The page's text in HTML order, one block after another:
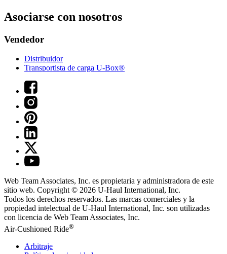
Asociarse con nosotros
Vendedor
Distribuidor
Transportista de carga U-Box®
Web Team Associates, Inc. es propietaria y administradora de este
sitio web. Copyright © 2026 U-Haul International, Inc.
Todos los derechos reservados. Las marcas comerciales y la
propiedad intelectual de U-Haul International, Inc. son utilizadas
con licencia de Web Team Associates, Inc.
Air-Cushioned Ride®
Arbitraje